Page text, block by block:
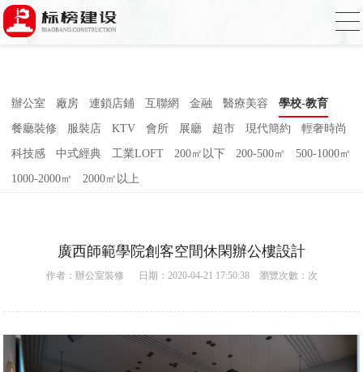
小蝌蚪影院在线观看,小蝌蚪影院污片,小蝌
蚪短视频APP,蝌蚪窉成人精品视频
辦公室 廠房 連鎖店鋪 互聯網 金融 醫療美容 學校-教育
餐廳裝修 服裝店 KTV 會所 展廳 超市 現代簡約 輕奢時尚
科技感 中式經典 工業LOFT 200㎡以下 200-500㎡ 500-1000㎡
1000-2000㎡ 2000㎡以上
廣西師範學院創客空間休閑辦公樓設計
作者： 辦公室裝修 日期：2020-04-21 17:50:38 瀏覽次數： 次